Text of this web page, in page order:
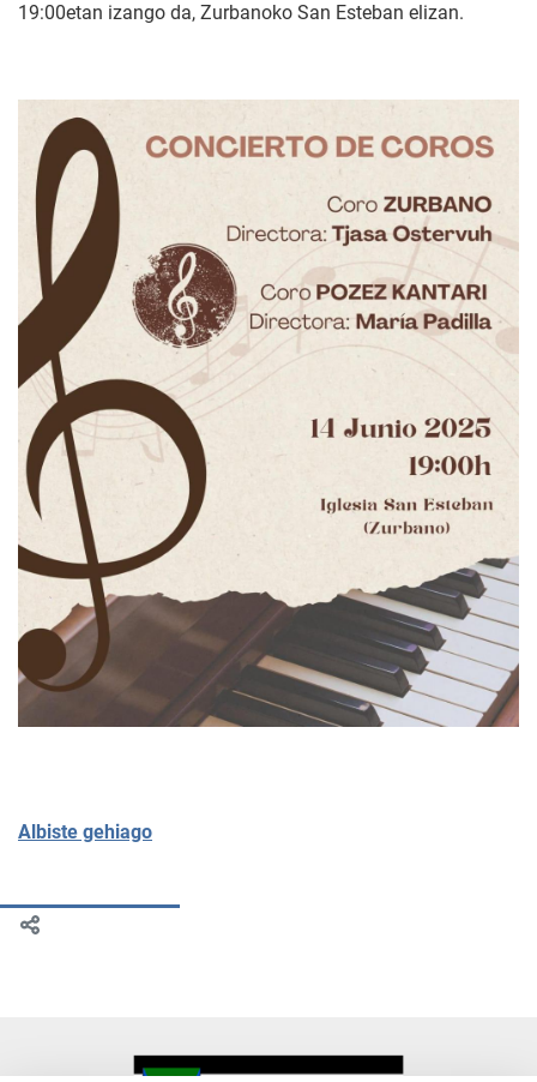
19:00etan izango da, Zurbanoko San Esteban elizan.
Albiste gehiago